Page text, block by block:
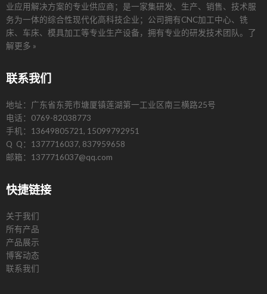
业应用解决方案的专业供应商；是一家集研发、生产、销售、技术服
务为一体的综合性现代化高科技企业；公司拥有CNC加工中心、铣
床、车床、模具加工等专业生产设备，拥有专业的研发技术团队。 了
解更多 »
联系我们
地址：广东省东莞市塘厦镇莲湖第一工业区南三横路25号
电话：0769-82038773
手机：13649805721, 15099792951
Q Q：1377716037, 837959658
邮箱：1377716037@qq.com
快捷链接
关于我们
所有产品
产品展示
博客动态
联系我们